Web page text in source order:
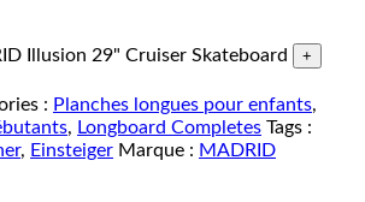
Illusion 29" Cruiser Skateboard
: Planches longues pour enfants,
, Longboard Completes Tags :
, Einsteiger Marque : MADRID